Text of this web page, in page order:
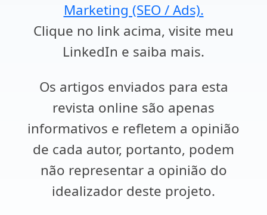
Marketing (SEO / Ads).
Clique no link acima, visite meu
LinkedIn e saiba mais.
Os artigos enviados para esta
revista online são apenas
informativos e refletem a opinião
de cada autor, portanto, podem
não representar a opinião do
idealizador deste projeto.